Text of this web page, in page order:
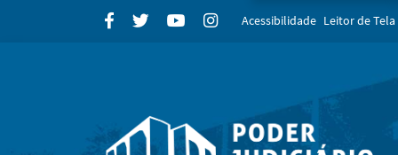
para
FacebookTwitter YoutubeInstagram
Acessibilidade Leitor de Tela